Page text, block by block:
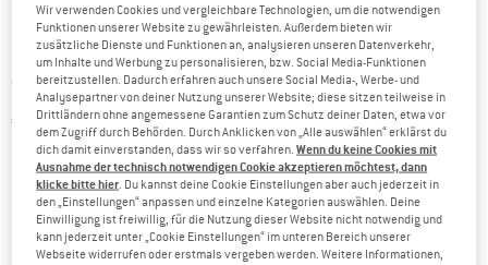
nicht aber ein kompletter Sohlenaustausch. Die gestrobelte
Bauweise kommt eher bei weicheren und flexibleren Schuhen
zum Einsatz. Die Laufsohle wird hier ohne Kleber an den Schaft
„angespritzt“ und ist demnach nicht ohne weiteres ablösbar.
Man erkennt gestrobelte Schuhe leicht an ihrer, an der
Schuhinnenseite verlaufenden, Verbindungsnaht zwischen
Schaft und Brandsohle. Man muss nur die Einlegesohle
entnehmen, um die Strobelnaht zum Vorschein zu bringen. Bei
Wir verwenden Cookies und vergleichbare Technologien, um die notwendigen
Funktionen unserer Website zu gewährleisten. Außerdem bieten wir
zusätzliche Dienste und Funktionen an, analysieren unseren Datenverkehr,
um Inhalte und Werbung zu personalisieren, bzw. Social Media-Funktionen
bereitzustellen. Dadurch erfahren auch unsere Social Media-, Werbe- und
Analysepartner von deiner Nutzung unserer Website; diese sitzen teilweise in
Drittländern ohne angemessene Garantien zum Schutz deiner Daten, etwa vor
dem Zugriff durch Behörden. Durch Anklicken von „Alle auswählen“ erklärst du
dich damit einverstanden, dass wir so verfahren.Wenn du keine Cookies mit
Ausnahme der technisch notwendigen Cookie akzeptieren möchtest, dann
klicke bitte hier . Du kannst deine Cookie Einstellungen aber auch jederzeit in
den „Einstellungen“ anpassen und einzelne Kategorien auswählen. Deine
Einwilligung ist freiwillig, für die Nutzung dieser Website nicht notwendig und
kann jederzeit unter „Cookie Einstellungen“ im unteren Bereich unserer
Webseite widerrufen oder erstmals vergeben werden. Weitere Informationen,